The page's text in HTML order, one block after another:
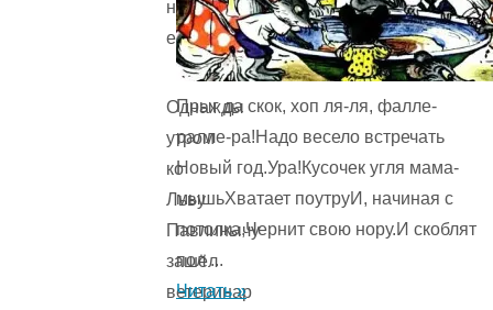
не
ему.
Однажды
утром
ко
Льву
Павлинычу
зашёл
ветеринар
Прыг да скок, хоп ля-ля, фалле-
ралле-ра!Надо весело встречать
Новый год.Ура!Кусочек угля мама-
мышьХватает поутруИ, начиная с
потолка,Чернит свою нору.И скоблят
пол ...
Читать »